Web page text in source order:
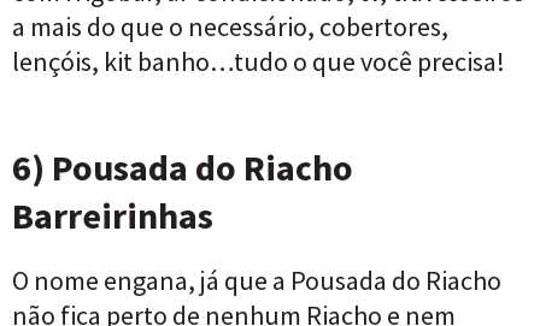
a mais do que o necessário, cobertores,
lençóis, kit banho…tudo o que você precisa!
6) Pousada do Riacho
Barreirinhas
O nome engana, já que a Pousada do Riacho
não fica perto de nenhum Riacho e nem